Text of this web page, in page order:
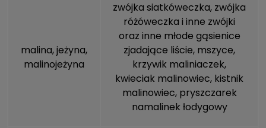
malina, jeżyna,
malinojeżyna
zwójka siatkóweczka, zwójka
różóweczka i inne zwójki
oraz inne młode gąsienice
zjadające liście, mszyce,
krzywik maliniaczek,
kwieciak malinowiec, kistnik
malinowiec, pryszczarek
namalinek łodygowy